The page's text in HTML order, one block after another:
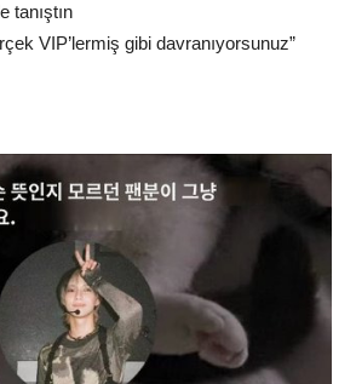
tanıştın
VIP’lermiş gibi davranıyorsunuz”